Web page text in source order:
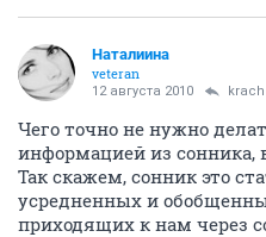
Наталиина
veteran
12 августа 2010 krach
Чего точно не нужно
информацией из сонника,
Так скажем, сонник это
усредненных и
приходящих к нам через